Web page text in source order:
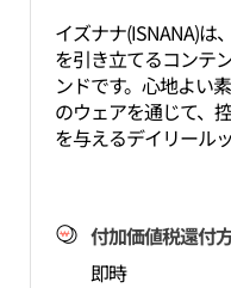
イズナナ(ISNANA)は
を引き立てるコンテ
ンドです。心地よい
のウェアを通じて、
を与えるデイリール
付加価値税還付
即時